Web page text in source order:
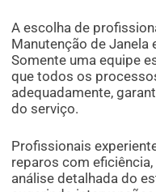
A escolha de
Manutenção de Janela
Somente uma equipe
que todos os
adequadamente,
do serviço.
Profissionais
reparos com
análise detalhada do